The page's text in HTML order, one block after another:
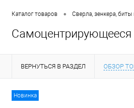
Каталог товаров • Сверла, зенкера, биты
Cамоцентрирующееся
ВЕРНУТЬСЯ В РАЗДЕЛ ОБЗОР
Новинка